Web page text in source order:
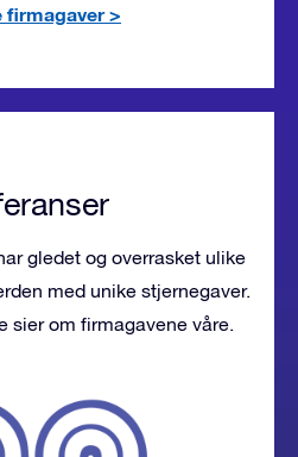
firmagaver>
gledet og overrasket ulike
med unike stjernegaver.
sier om firmagavene våre.